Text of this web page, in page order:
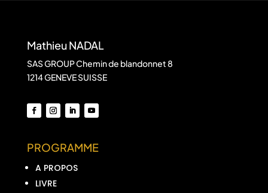
Mathieu NADAL
SAS GROUP Chemin de blandonnet 8
1214 GENEVE SUISSE
PROGRAMME
A PROPOS
LIVRE